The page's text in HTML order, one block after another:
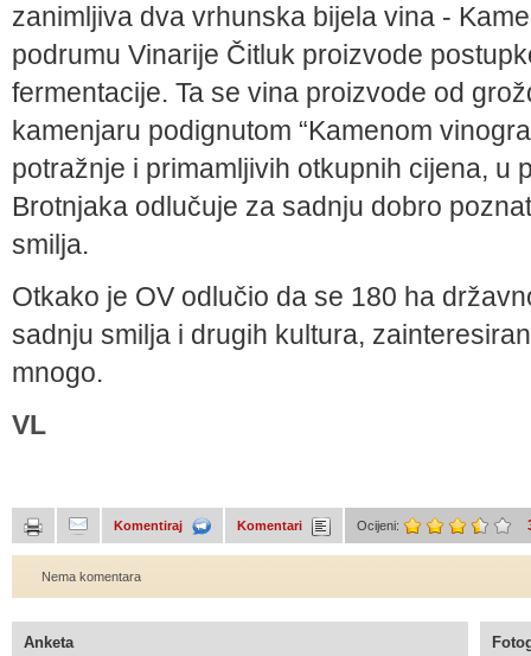
zanimljiva dva vrhunska bijela vina -
podrumu Vinarije Čitluk proizvode
fermentacije. Ta se vina proizvode od
kamenjaru podignutom “Kamenom
potražnje i primamljivih otkupnih cijena, u
Brotnjaka odlučuje za sadnju dobro
smilja.
Otkako je OV odlučio da se 180 ha
sadnju smilja i drugih kultura,
mnogo.
VL
Komentiraj Komentari Ocijeni:
Nema komentara
Anketa